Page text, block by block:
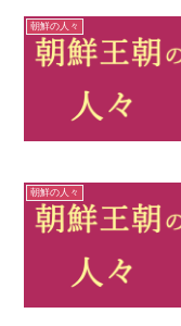
朝鮮の人々
朝鮮の人々